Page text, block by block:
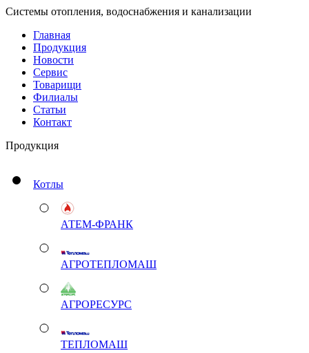
Системы отопления, водоснабжения и канализации
Главная
Продукция
Новости
Сервис
Товарищи
Филиалы
Статьи
Контакт
Продукция
Котлы
АТЕМ-ФРАНК
АГРОТЕПЛОМАШ
АГРОРЕСУРС
ТЕПЛОМАШ